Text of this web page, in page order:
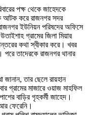
পক্ষ থেকে জাহেদকে
আটক করে রাজনগর সদর
ইউনিয়ন পরিষদের অফিসে
গ্রামের জিলা মিয়ার
কথা স্বীকার করে। খবর
তাদেরকে রাজনগর থানার
তার ছেলে রায়হান
গ্রামের মাজারে ওয়াজ মাহফিল
বাড়ির গৃহকর্মী জাহেদ।
ফেরেনি।